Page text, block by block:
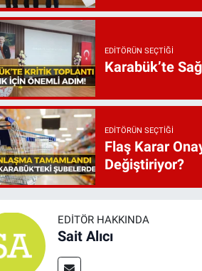
EDITÖRÜN SEÇTIĞI
Karabük’te
EDITÖRÜN SEÇTIĞI
Flaş Karar
Değiştiriyor?
EDITÖR HAKKINDA
Sait Alıcı